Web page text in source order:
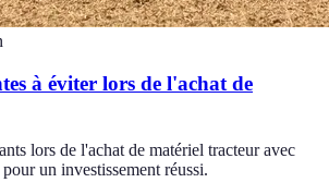
à éviter lors de l'achat de
lors de l'achat de matériel tracteur avec
un investissement réussi.